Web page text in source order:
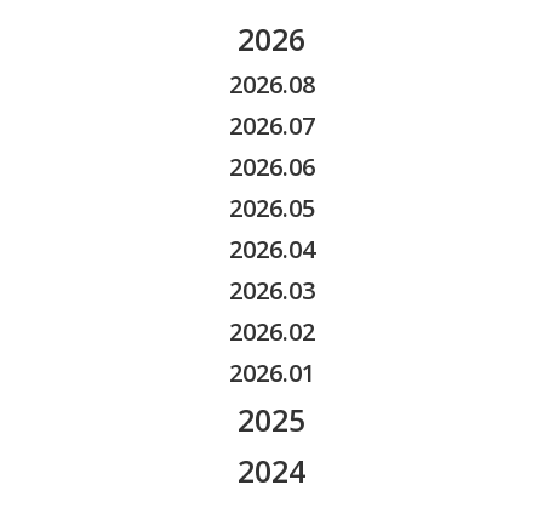
2026
2026.08
2026.07
2026.06
2026.05
2026.04
2026.03
2026.02
2026.01
2025
2025.11
2024